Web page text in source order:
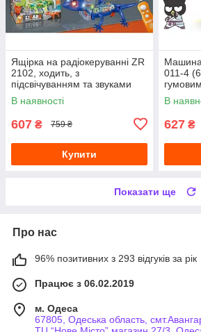
Ящірка на радіокеруванні ZR
2102, ходить, з
підсвічуванням та звуками
В наявності
607 ₴ 759 ₴
Купити
Машина
011-4
героя
В
627 ₴
Показати ще
Про нас
96% позитивних з 293 відгуків за рік
Працює з 06.02.2019
м. Одеса
67805, Одеська область,